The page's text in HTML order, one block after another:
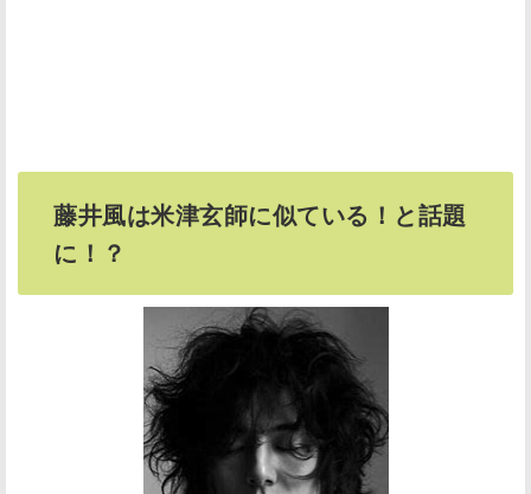
藤井風は米津玄師に似ている！と話題
に！？